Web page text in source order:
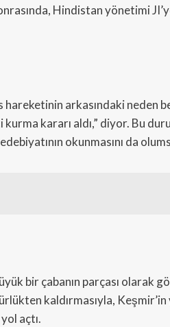
Hindistan yönetimi
arkasındaki neden
kararı aldı,” diyor. Bu
okunmasını da
bir çabanın parçası olarak
kaldırmasıyla, Keşmir’in
açtı.